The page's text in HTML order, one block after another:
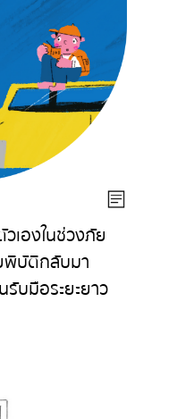
เองในช่วงภัย
พิบัติกลับมา
บมือระยะยาว